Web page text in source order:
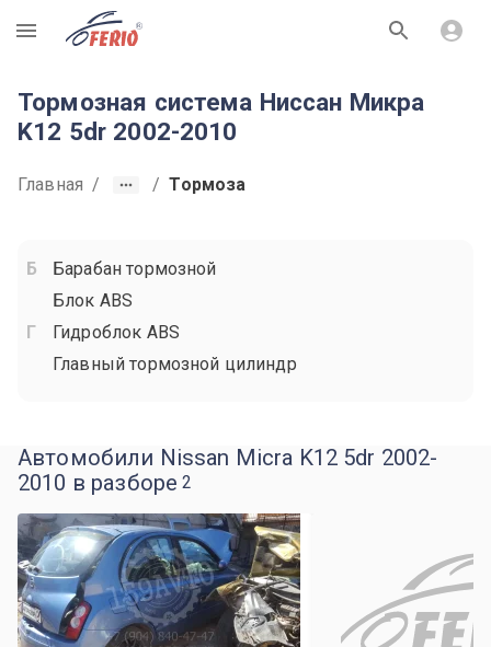
R
Тормозная система Ниссан Микра
K12 5dr 2002-2010
Главная / / Тормоза
Барабан тормозной
Блок ABS
Гидроблок ABS
Главный тормозной цилиндр
Автомобили Nissan Micra K12 5dr 2002-
2010 в разборе 2